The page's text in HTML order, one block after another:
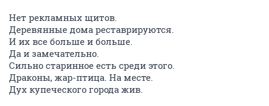
Нет рекламных щитов.
Деревянные дома реставрируются.
И их все больше и больше.
Да и замечательно.
Сильно старинное есть среди этого.
Драконы, жар-птица. На месте.
Дух купеческого города жив.